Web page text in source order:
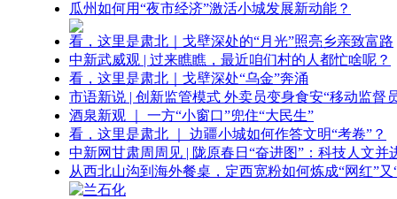
瓜州如何用“夜市经济”激活小城发展新动能？
看，这里是肃北｜戈壁深处的“月光”照亮乡亲致富路
中新武威观 | 过来瞧瞧，最近咱们村的人都忙啥呢？
看，这里是肃北｜戈壁深处“乌金”奔涌
市语新说 | 创新监管模式 外卖员变身食安“移动监督
酒泉新观 ｜ 一方“小窗口”兜住“大民生”
看，这里是肃北 ｜ 边疆小城如何作答文明“考卷”？
中新网甘肃周周见 | 陇原春日“奋进图”：科技人文并
从西北山沟到海外餐桌，定西宽粉如何炼成“网红”又